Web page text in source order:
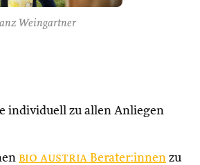
Weingartner
individuell zu allen Anliegen
bio austria Berater:innen zu